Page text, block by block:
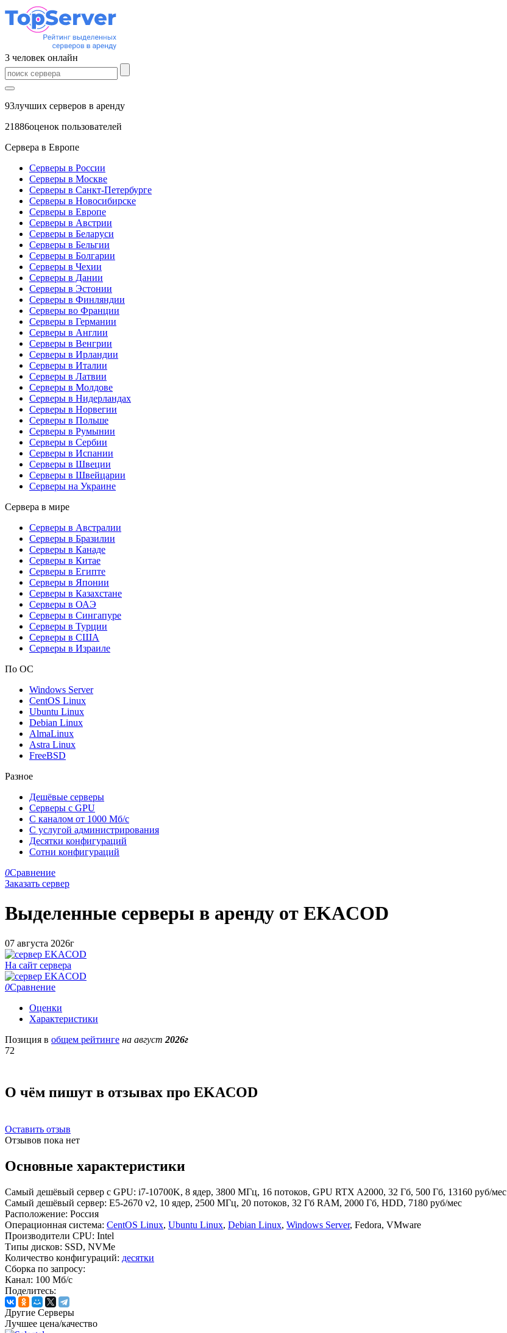
3 человек онлайн
93лучших серверов в аренду
21886оценок пользователей
Сервера в Европе
Серверы в России
Серверы в Москве
Серверы в Санкт-Петербурге
Серверы в Новосибирске
Серверы в Европе
Серверы в Австрии
Серверы в Беларуси
Серверы в Бельгии
Серверы в Болгарии
Серверы в Чехии
Серверы в Дании
Серверы в Эстонии
Серверы в Финляндии
Серверы во Франции
Серверы в Германии
Серверы в Англии
Серверы в Венгрии
Серверы в Ирландии
Серверы в Италии
Серверы в Латвии
Серверы в Молдове
Серверы в Нидерландах
Серверы в Норвегии
Серверы в Польше
Серверы в Румынии
Серверы в Сербии
Серверы в Испании
Серверы в Швеции
Серверы в Швейцарии
Серверы на Украине
Сервера в мире
Серверы в Австралии
Серверы в Бразилии
Серверы в Канаде
Серверы в Китае
Серверы в Египте
Серверы в Японии
Серверы в Казахстане
Серверы в ОАЭ
Серверы в Сингапуре
Серверы в Турции
Серверы в США
Серверы в Израиле
По ОС
Windows Server
CentOS Linux
Ubuntu Linux
Debian Linux
AlmaLinux
Astra Linux
FreeBSD
Разное
Дешёвые серверы
Серверы с GPU
С каналом от 1000 Мб/с
С услугой администрирования
Десятки конфигураций
Сотни конфигураций
0Сравнение
Заказать сервер
Выделенные серверы в аренду от EKACOD
07 августа 2026г
На сайт сервера
0Сравнение
Оценки
Характеристики
Позиция в общем рейтинге на август 2026г
72
О чём пишут в отзывах про EKACOD
Оставить отзыв
Отзывов пока нет
Основные характеристики
Самый дешёвый сервер с GPU: i7-10700K, 8 ядер, 3800 МГц, 16 потоков, GPU RTX A2000, 32 Гб, 500 Гб, 13160 руб/мес
Самый дешёвый сервер: E5-2670 v2, 10 ядер, 2500 МГц, 20 потоков, 32 Гб RAM, 2000 Гб, HDD, 7180 руб/мес
Расположение: Россия
Операционная система: CentOS Linux, Ubuntu Linux, Debian Linux, Windows Server, Fedora, VMware
Производители CPU: Intel
Типы дисков: SSD, NVMe
Количество конфигураций: десятки
Сборка по запросу:
Канал: 100 Мб/с
Поделитесь:
Другие Серверы
Лучшее цена/качество